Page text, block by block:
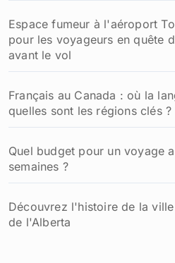
Espace fumeur à l'aéroport
pour les voyageurs en quête
avant le vol
Français au Canada : où la
quelles sont les régions clés ?
Quel budget pour un voyage
semaines ?
Découvrez l'histoire de la
de l'Alberta